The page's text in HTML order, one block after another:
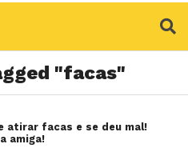
"facas"
atirar facas e se deu mal!
amiga!